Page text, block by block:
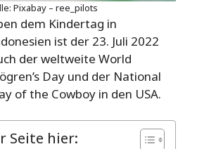
Pixabay – ree_pilots
dem Kindertag in
ist der 23. Juli 2022
der weltweite World
Day und der National
of the Cowboy in den USA.
Seite hier: